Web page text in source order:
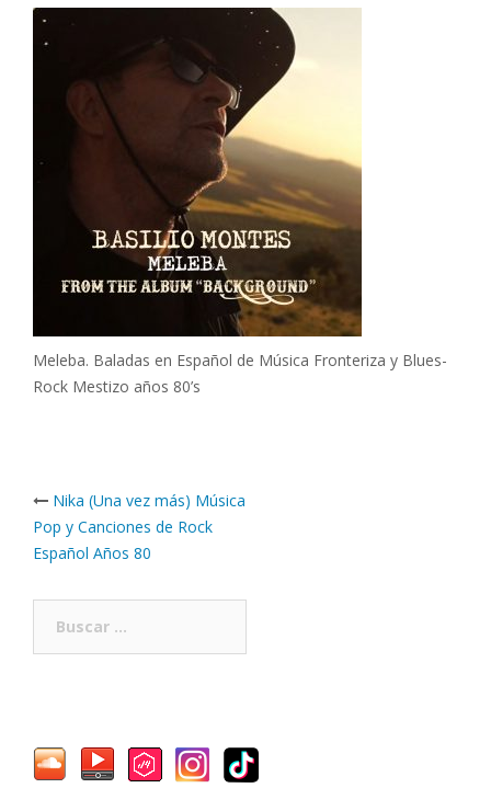
Meleba. Baladas en Español de Música Fronteriza y Blues-
Rock Mestizo años 80’s
Post
navigation
Nika (Una vez más) Música
Pop y Canciones de Rock
Español Años 80